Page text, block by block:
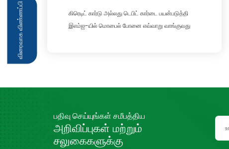
கிரெடிட் கார்டு அல்லது டெபிட் கார்டை பயன்படுத்தி
இஎம்ஐ-யில் மொபைல் போனை எவ்வாறு வாங்குவது
பதிவு செய்யுங்கள் சமீபத்திய
அறிவிப்புகள் மற்றும்
சலுகைகளுக்கு
விரைவாக விண்ணப்பி